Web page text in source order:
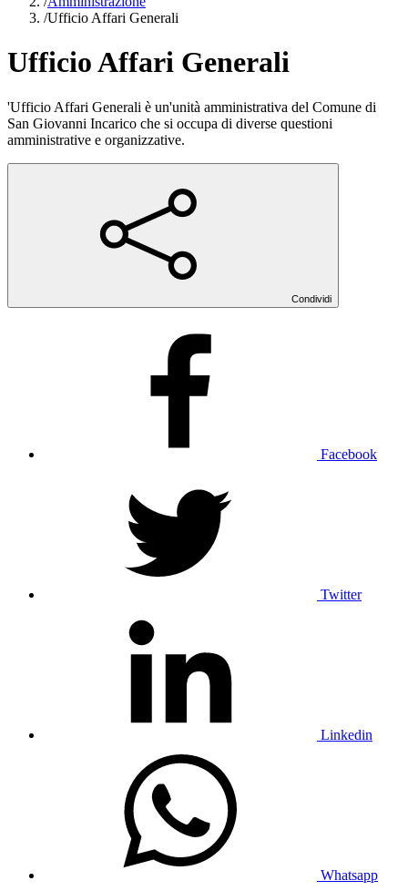
/Ufficio Affari Generali
Ufficio Affari Generali
'Ufficio Affari Generali è un'unità amministrativa del Comune di
San Giovanni Incarico che si occupa di diverse questioni
amministrative e organizzative.
Condividi
Facebook
Twitter
Linkedin
Whatsapp